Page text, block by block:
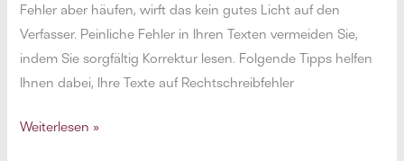
Fehler aber häufen, wirft das kein gutes Licht auf den
Verfasser. Peinliche Fehler in Ihren Texten vermeiden Sie,
indem Sie sorgfältig Korrektur lesen. Folgende Tipps helfen
Ihnen dabei, Ihre Texte auf Rechtschreibfehler
Korrektur
Weiterlesen »